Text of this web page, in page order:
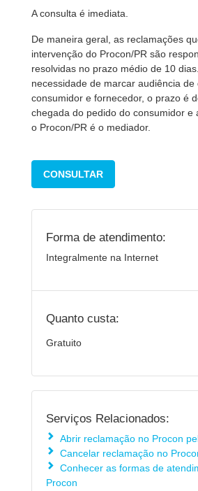
A consulta é imediata.
De maneira geral, as reclamações
intervenção do Procon/PR são
resolvidas no prazo médio de 10
necessidade de marcar audiência
consumidor e fornecedor, o prazo é
chegada do pedido do consumidor e
o Procon/PR é o mediador.
CONSULTAR
Forma de atendimento:
Integralmente na Internet
Quanto custa:
Gratuito
Serviços Relacionados:
Abrir reclamação no Procon
Cancelar reclamação no
Conhecer as formas de
Procon